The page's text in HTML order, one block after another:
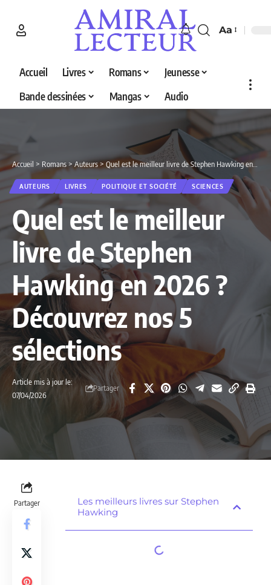
Aa
Accueil Livres Romans
Jeunesse
Bande dessinées
Mangas Audio
Accueil > Romans>Auteurs> Quel est le meilleur livre de Stephen Hawking en 2026 ? Découvrez nos 5 sélections
AUTEURS LIVRES POLITIQUE ET SOCIÉTÉ SCIENCES
Quel est le meilleur
livre de Stephen
Hawking en 2026 ?
Découvrez nos 5
sélections
Article mis à jour le:
07/04/2026
Partager
Partager
Les meilleurs livres sur Stephen
Hawking